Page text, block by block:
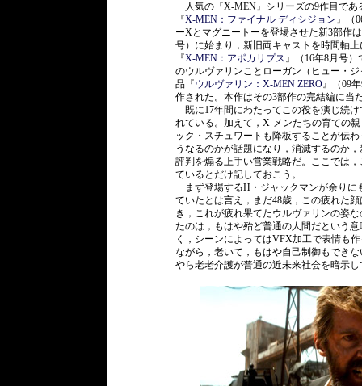
人気の『X-MEN』シリーズの9作目であ
『X-MEN：ファイナル ディシジョン』（
ーXとマグニートーを登場させた新3部作
号）に始まり，新旧両キャストを時間軸
『X-MEN：アポカリプス』（16年8月号
のウルヴァリンことローガン（ヒュー・
品『ウルヴァリン：X-MEN ZERO』（09
作された。本作はその3部作の完結編に当
既に17年間にわたってこの役を演じ続
れている。加えて，X-メンたちの育ての
ック・スチュワートも降板することが伝
うなるのかが話題になり，消滅するのか
評判を煽る上手い営業戦略だ。ここでは
ているとだけ記しておこう。
まず登場するH・ジャックマンが余りに
ていたとは言え，まだ48歳，この疲れた
き，これが疲れ果てたウルヴァリンの姿
たのは，もはや殆ど普通の人間だという
く，シーンによってはVFX加工で表情も
ながら，老いて，もはや自己制御もでき
やら老老介護が普通の近未来社会を暗示